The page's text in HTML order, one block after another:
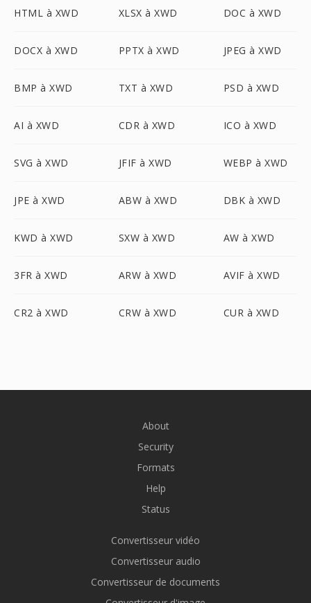
HTML à XWD XLSX à XWD DOC à XWD
DOCX à XWD PPTX à XWD JPEG à XWD
BMP à XWD TXT à XWD PSD à XWD
AI à XWD CDR à XWD ICO à XWD
SVG à XWD JFIF à XWD WEBP à XWD
JPE à XWD ABW à XWD DBK à XWD
KWD à XWD SXW à XWD AW à XWD
3FR à XWD ARW à XWD AVIF à XWD
CR2 à XWD CRW à XWD CUR à XWD
About
Security
Formats
Help
Status
Convertisseur vidéo
Convertisseur audio
Convertisseur de documents